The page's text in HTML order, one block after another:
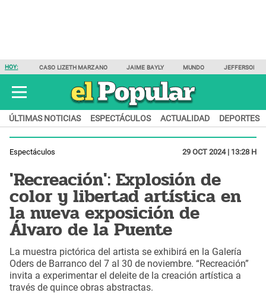
HOY: CASO LIZETH MARZANO JAIME BAYLY MUNDO JEFFERSON
ÚLTIMAS NOTICIAS ESPECTÁCULOS ACTUALIDAD DEPORTES
Espectáculos 29 OCT 2024 | 13:28 H
'Recreación': Explosión de
color y libertad artística en
la nueva exposición de
Álvaro de la Puente
La muestra pictórica del artista se exhibirá en la Galería
Oders de Barranco del 7 al 30 de noviembre. “Recreación”
invita a experimentar el deleite de la creación artística a
través de quince obras abstractas.